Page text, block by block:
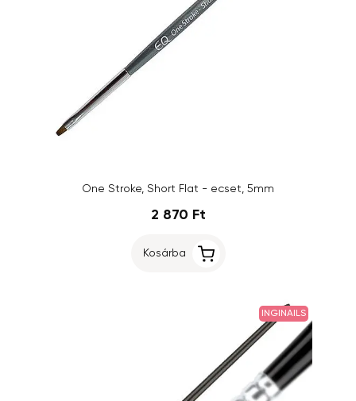
One Stroke, Short Flat - ecset, 5mm
2 870 Ft
Kosárba
INGINAILS